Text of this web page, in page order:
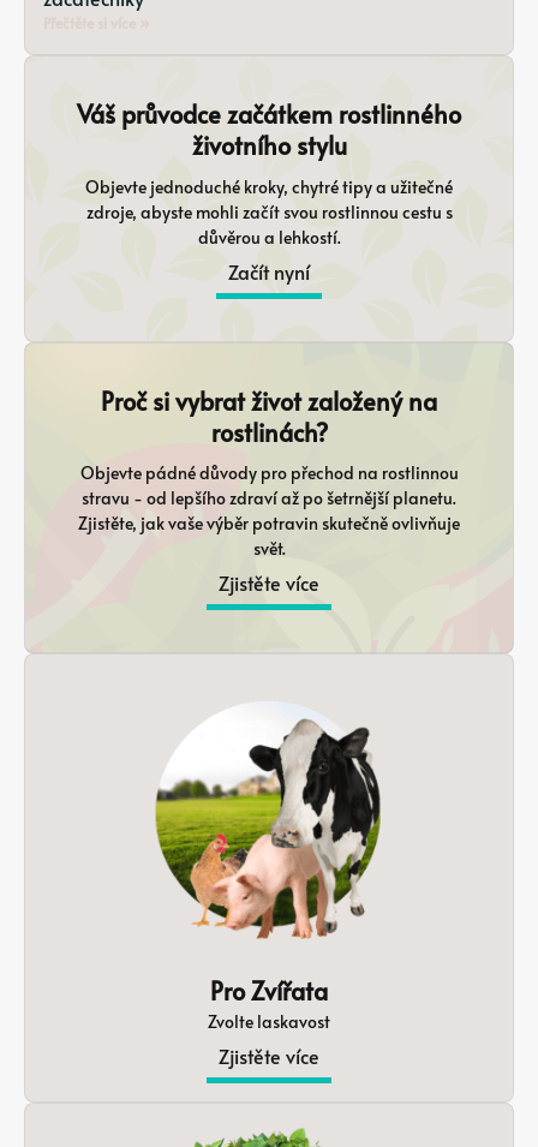
Váš průvodce začátkem rostlinného
životního stylu
Objevte jednoduché kroky, chytré tipy a užitečné
zdroje, abyste mohli začít svou rostlinnou cestu s
důvěrou a lehkostí.
Začít nyní
Proč si vybrat život založený na
rostlinách?
Objevte pádné důvody pro přechod na rostlinnou
stravu - od lepšího zdraví až po šetrnější planetu.
Zjistěte, jak vaše výběr potravin skutečně ovlivňuje
svět.
Zjistěte více
Pro Zvířata
Zvolte laskavost
Zjistěte více